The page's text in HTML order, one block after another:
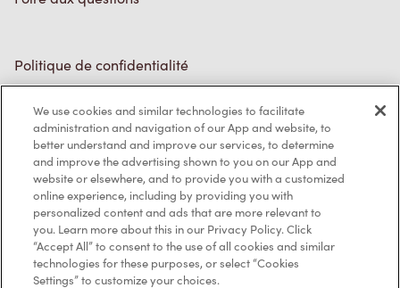
Politique de confidentialité
Marques de commerce
Accessibilité
Diagnostic
Contactez-nous
We use cookies and similar technologies to facilitate
administration and navigation of our App and website, to
better understand and improve our services, to determine
and improve the advertising shown to you on our App and
website or elsewhere, and to provide you with a customized
online experience, including by providing you with
personalized content and ads that are more relevant to
you. Learn more about this in our Privacy Policy. Click
“Accept All” to consent to the use of all cookies and similar
technologies for these purposes, or select “Cookies
Settings” to customize your choices.